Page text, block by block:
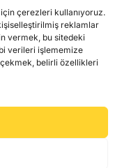
çerezleri kullanıyoruz.
reklamlar
vermek, bu sitedeki
verileri işlememize
belirli özellikleri